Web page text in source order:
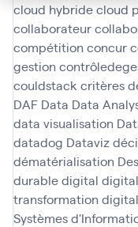
cloud hybridecloud
collaborateur
compétition concur
gestion
couldstack critères
DAF Data Data
data visualisation
datadog Dataviz
dématérialisation
durabledigital
transformation
Systèmes